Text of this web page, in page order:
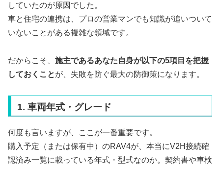
していたのが原因でした。
車と住宅の連携は、プロの営業マンでも知識が追いついて
いないことがある複雑な領域です。
だからこそ、 施主であるあなた自身が以下の5項目を把握
しておくことが、失敗を防ぐ最大の防御策になります。
1. 車両年式・グレード
何度も言いますが、ここが一番重要です。
購入予定（または保有中）のRAV4が、本当にV2H接続確
認済み一覧に載っている年式・型式なのか。契約書や車検